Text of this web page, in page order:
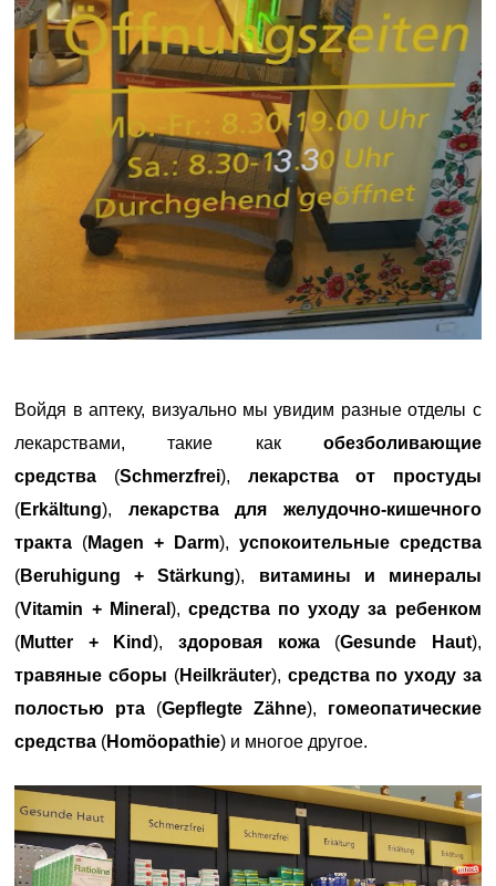
Войдя в аптеку, визуально мы увидим разные отделы с
лекарствами, такие как обезболивающие
средства (Schmerzfrei), лекарства от простуды
(Erkältung), лекарства для желудочно-кишечного
тракта (Magen + Darm), успокоительные средства
(Beruhigung + Stärkung), витамины и минералы
(Vitamin + Mineral ), средства по уходу за ребенком
(Mutter + Kind),здоровая кожа(Gesunde Haut),
травяные сборы (Heilkräuter), средства по уходу за
полостью рта (Gepflegte Zähne), гомеопатические
средства (Homöopathie) и многое другое.